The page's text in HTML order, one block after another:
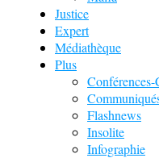
Justice
Expert
Médiathèque
Plus
Flashnews
Insolite
Infographie